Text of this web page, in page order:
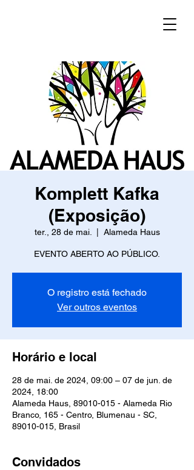
Komplett Kafka
(Exposição)
ter., 28 de mai. Alameda Haus
EVENTO ABERTO AO PÚBLICO.
O registro está fechado
Ver outros eventos
Horário e local
28 de mai. de 2024, 09:00 – 07 de jun. de
2024, 18:00
Alameda Haus, 89010-015 - Alameda Rio
Branco, 165 - Centro, Blumenau - SC,
89010-015, Brasil
Convidados